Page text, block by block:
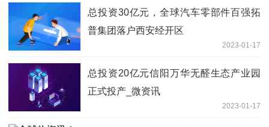
总投资30亿元，全球汽车零部件百强拓
普集团落户西安经开区
2023-01-17
总投资20亿元信阳万华无醛生态产业园
正式投产_微资讯
2023-01-17